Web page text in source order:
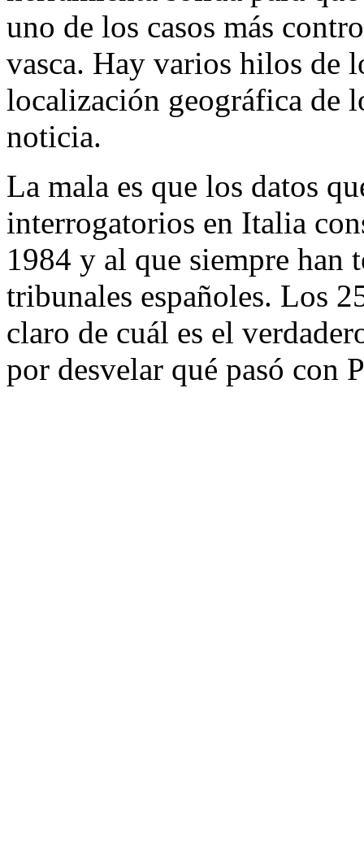
uno de los casos más
vasca. Hay varios hilos de
localización geográfica de
noticia.
La mala es que los datos
interrogatorios en Italia
1984 y al que siempre han
tribunales españoles. Los
claro de cuál es el
por desvelar qué pasó con